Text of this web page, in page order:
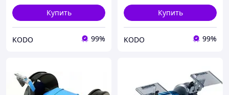
Купить
KODO 99%
Купить
KODO 99%